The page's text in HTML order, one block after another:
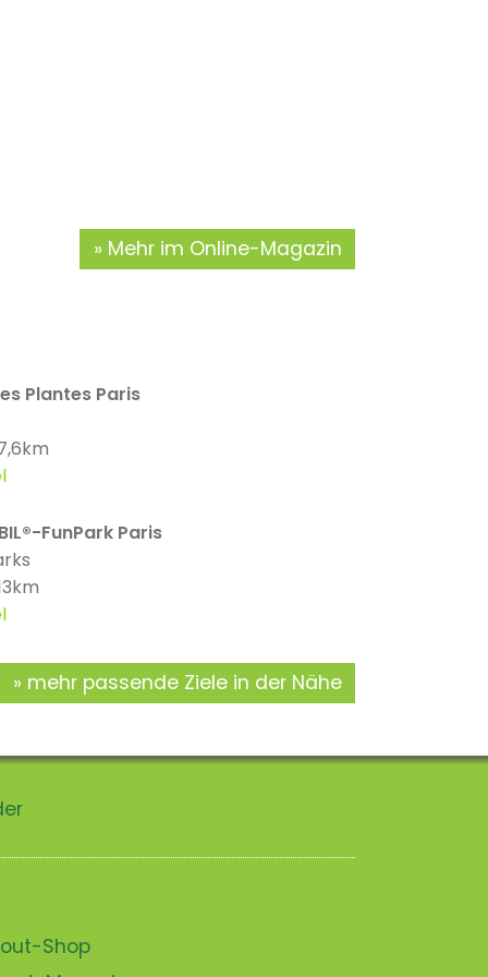
Mehr im Online-Magazin
Plantes Paris
FunPark Paris
mehr passende Ziele in der Nähe
Shop